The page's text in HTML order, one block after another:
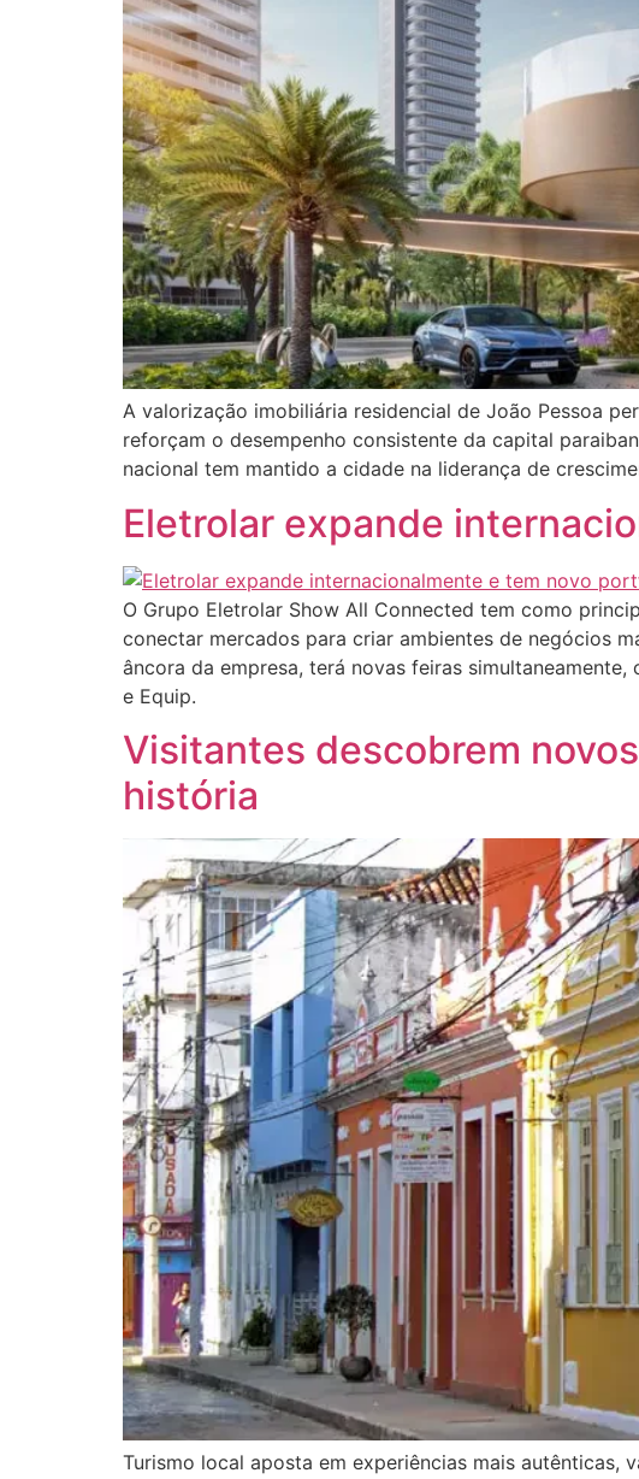
A valorização imobiliária residencial de João Pessoa
reforçam o desempenho consistente da capital
nacional tem mantido a cidade na liderança de
Eletrolar expande
O Grupo Eletrolar Show All Connected tem como
conectar mercados para criar ambientes de negócios
âncora da empresa, terá novas feiras
e Equip.
Visitantes descobrem
história
Turismo local aposta em experiências mais autênticas,